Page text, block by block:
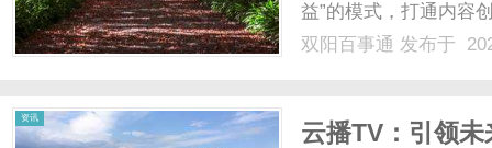
益”的模式，打通内容
条，让孝道从节日仪
双阳百事通 发布于
资讯
云播TV：引领